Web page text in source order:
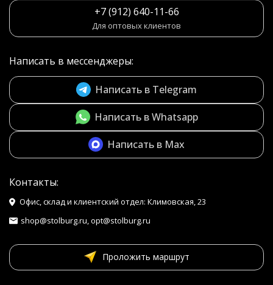
+7 (912) 640-11-66
Для оптовых клиентов
Написать в мессенджеры:
Написать в Telegram
Написать в Whatsapp
Написать в Max
Контакты:
Офис, склад и клиентский отдел: Климовская, 23
shop@stolburg.ru, opt@stolburg.ru
Проложить маршрут